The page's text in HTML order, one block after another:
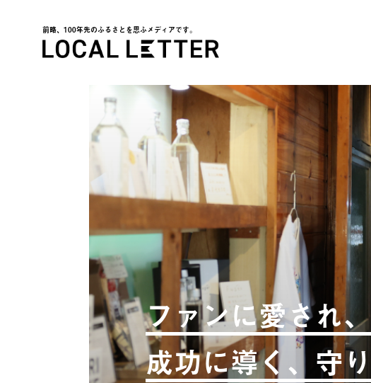
前略、100年先のふるさとを思ふメディアです。
ファンに愛され
成功に導く、守